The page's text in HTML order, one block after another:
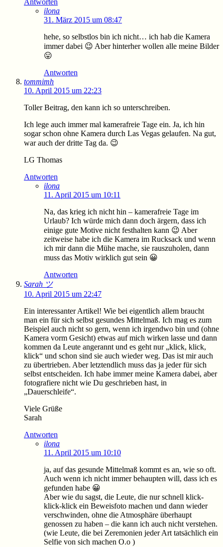
Antworten
ilona
31. März 2015 um 08:47
hehe, so selbstlos bin ich nicht… ich hab die Kamera
immer dabei 😉 Aber hinterher wollen alle meine Bilder
😛
Antworten
tommimh
10. April 2015 um 22:23
Toller Beitrag, den kann ich so unterschreiben.
Ich lege auch immer mal kamerafreie Tage ein. Ja, ich hin
sogar schon ohne Kamera durch Las Vegas gelaufen. Na gut,
war auch der dritte Tag da. 😉
LG Thomas
Antworten
ilona
11. April 2015 um 10:11
Na, das krieg ich nicht hin – kamerafreie Tage im
Urlaub? Ich würde mich dann doch ärgern, dass ich
einige gute Motive nicht festhalten kann 😉 Aber
zeitweise habe ich die Kamera im Rucksack und wenn
ich mir dann die Mühe mache, sie rauszuholen, dann
muss das Motiv wirklich gut sein 😀
Antworten
Sarah ツ
10. April 2015 um 22:47
Ein interessanter Artikel! Wie bei eigentlich allem braucht
man ein für sich selbst gesundes Mittelmaß. Ich mag es zum
Beispiel auch nicht so gern, wenn ich irgendwo bin und (ohne
Kamera vorm Gesicht) etwas auf mich wirken lasse und dann
kommen da Leute angerannt und es geht nur „klick, klick,
klick“ und schon sind sie auch wieder weg. Das ist mir auch
zu übertrieben. Aber letztendlich muss das ja jeder für sich
selbst entscheiden. Ich habe immer meine Kamera dabei, aber
fotografiere nicht wie Du geschrieben hast, in
„Dauerschleife“.
Viele Grüße
Sarah
Antworten
ilona
11. April 2015 um 10:10
ja, auf das gesunde Mittelmaß kommt es an, wie so oft.
Auch wenn ich nicht immer behaupten will, dass ich es
gefunden habe 😀
Aber wie du sagst, die Leute, die nur schnell klick-
klick-klick ein Beweisfoto machen und dann wieder
verschwinden, ohne die Atmosphäre überhaupt
genossen zu haben – die kann ich auch nicht verstehen.
(wie Leute, die bei Zeremonien jeder Art tatsächlich ein
Selfie von sich machen O.o )